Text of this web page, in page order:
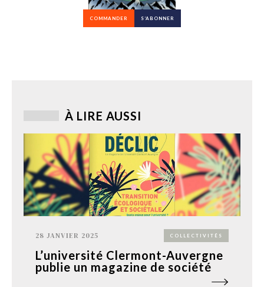
COMMANDER S’ABONNER
À LIRE AUSSI
28 JANVIER 2025 COLLECTIVITÉS
L’université Clermont-Auvergne
publie un magazine de société